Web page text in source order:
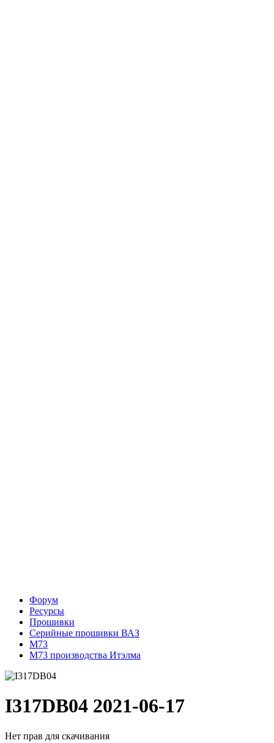
Форум
Ресурсы
Прошивки
Серийные прошивки ВАЗ
М73
M73 производства Итэлма
I317DB04 2021-06-17
Нет прав для скачивания